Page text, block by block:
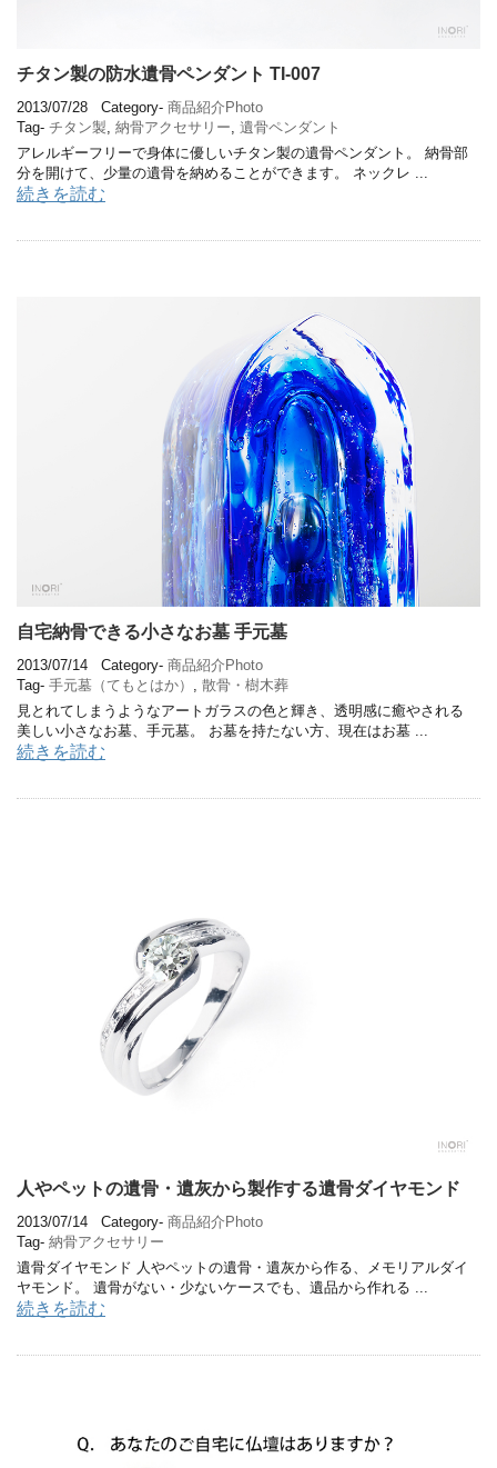
チタン製の防水遺骨ペンダント TI-007
2013/07/28 Category- 商品紹介Photo
Tag- チタン製, 納骨アクセサリー, 遺骨ペンダント
アレルギーフリーで身体に優しいチタン製の遺骨ペンダント。 納骨部
分を開けて、少量の遺骨を納めることができます。 ネックレ ...
続きを読む
自宅納骨できる小さなお墓 手元墓
2013/07/14 Category- 商品紹介Photo
Tag- 手元墓（てもとはか）
散骨・樹木葬
見とれてしまうようなアートガラスの色と輝き、透明感に癒やされる
美しい小さなお墓、手元墓。 お墓を持たない方、現在はお墓 ...
続きを読む
人やペットの遺骨・遺灰から製作する遺骨ダイヤモンド
2013/07/14 Category- 商品紹介Photo
Tag- 納骨アクセサリー
遺骨ダイヤモンド 人やペットの遺骨・遺灰から作る、メモリアルダイ
ヤモンド。 遺骨がない・少ないケースでも、遺品から作れる ...
続きを読む